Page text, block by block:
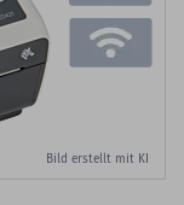
Bild erstellt mit KI